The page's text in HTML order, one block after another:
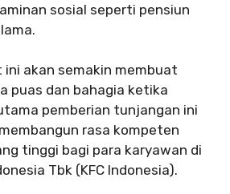
sosial seperti pensiun
akan semakin membuat
puas dan bahagia ketika
pemberian tunjangan ini
rasa kompeten
tinggi bagi para karyawan di
Tbk (KFC Indonesia).